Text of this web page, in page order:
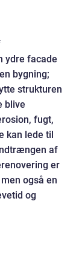
ydre facade
bygning;
strukturen
blive
fugt,
kan lede til
af
er
også en
og